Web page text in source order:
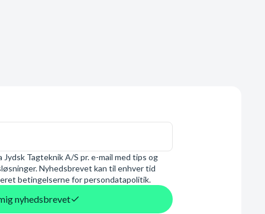
Tagteknik A/S pr. e-mail med tips og
Nyhedsbrevet kan til enhver tid
betingelserne for persondatapolitik.
nyhedsbrevet